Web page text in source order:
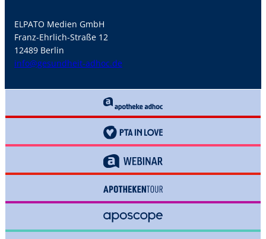
ELPATO Medien GmbH
Franz-Ehrlich-Straße 12
12489 Berlin
info@gesundheit-adhoc.de